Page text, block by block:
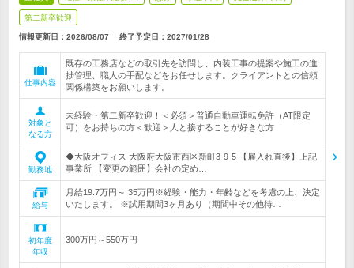
第二新卒歓迎
情報更新日：2026/08/07 終了予定日： 2027/01/28
仕事内容
既存の工務店などの取引先を訪問し、内装工事の提案や施工の進
捗管理、職人の手配などをお任せします。クライアントとの信頼
関係構築をお願いします。
対象と
なる方
未経験・第二新卒歓迎！＜必須＞普通自動車運転免許（AT限定
可）をお持ちの方＜歓迎＞人と接することが好きな方
勤務地
◆大阪オフィス 大阪府大阪市西区新町3-9-5 【雇入れ直後】上記
事業所 【変更の範囲】会社の定め…
給与
月給19.7万円～ 35万円※経験・能力・年齢などを考慮の上、決定
いたします。 ※試用期間3ヶ月あり（期間中その他待…
初年度
年収
300万円～550万円